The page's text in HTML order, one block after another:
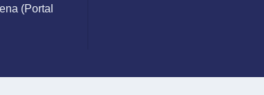
(Portal